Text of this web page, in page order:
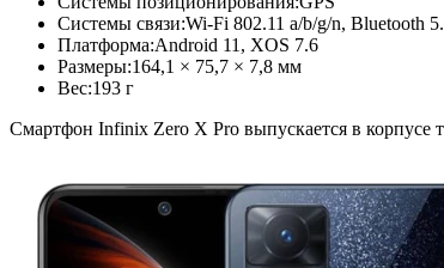
Системы связи:Wi-Fi 802.11 a/b/g/n, Bluetooth
Платформа:Android 11, XOS 7.6
Размеры:164,1 × 75,7 × 7,8 мм
Вес:193 г
Смартфон Infinix Zero X Pro выпускается в корпусе